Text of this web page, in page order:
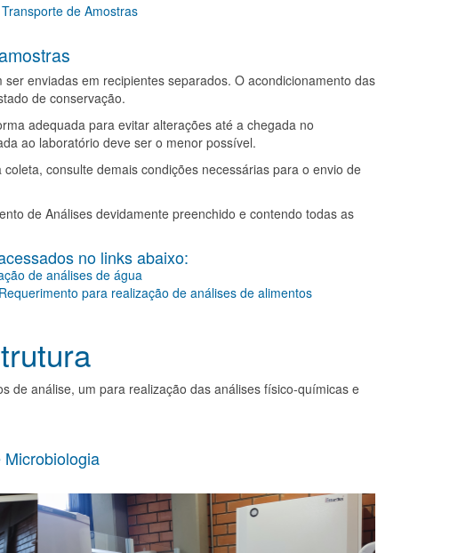
de Amostras
enviadas em recipientes separados. O acondicionamento das
de conservação.
adequada para evitar alterações até a chegada no
ao laboratório deve ser o menor possível.
consulte demais condições necessárias para o envio de
de Análises devidamente preenchido e contendo todas as
no links abaixo:
de análises de água
para realização de análises de alimentos
de análise, um para realização das análises físico-químicas e